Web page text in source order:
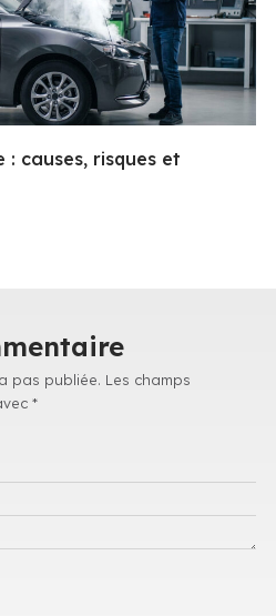
: causes, risques et
pas publiée. Les champs
*